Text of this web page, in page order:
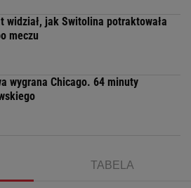
widział, jak Switolina potraktowała
meczu
wygrana Chicago. 64 minuty
TABELA